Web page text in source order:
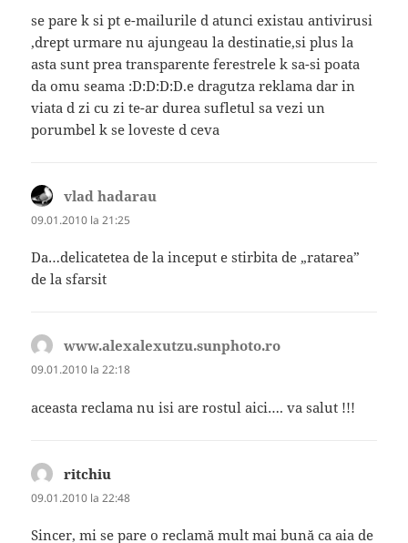
se pare k si pt e-mailurile d atunci existau antivirusi
,drept urmare nu ajungeau la destinatie,si plus la
asta sunt prea transparente ferestrele k sa-si poata
da omu seama :D:D:D:D.e dragutza reklama dar in
viata d zi cu zi te-ar durea sufletul sa vezi un
porumbel k se loveste d ceva
vlad hadarau
09.01.2010 la 21:25
Da…delicatetea de la inceput e stirbita de „ratarea”
de la sfarsit
www.alexalexutzu.sunphoto.ro
09.01.2010 la 22:18
aceasta reclama nu isi are rostul aici…. va salut !!!
ritchiu
09.01.2010 la 22:48
Sincer, mi se pare o reclamă mult mai bună ca aia de